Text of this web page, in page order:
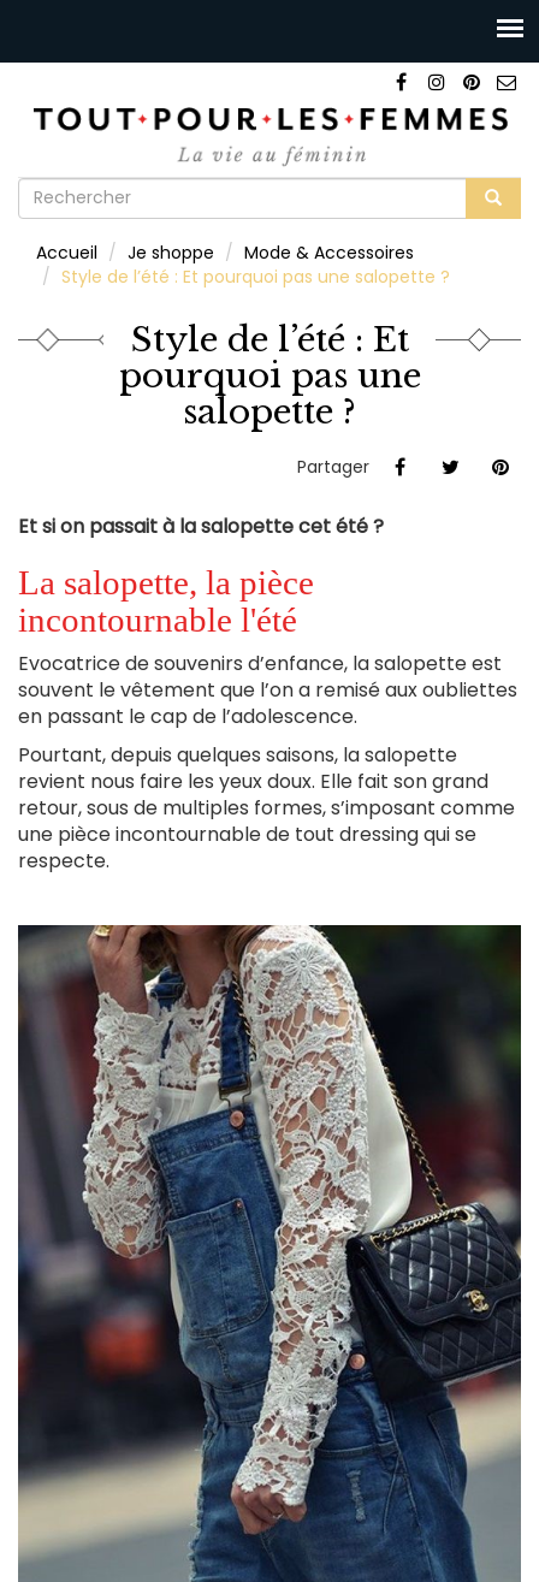
Formulaire
recherche
Accueil Je shoppe
Mode & Accessoires
Style de l’été : Et pourquoi pas une salopette ?
Style de l’été : Et
pourquoi pas une
salopette ?
Partager
Et si on passait à la salopette cet été ?
La salopette, la pièce
incontournable l'été
Evocatrice de souvenirs d’enfance, la salopette est
souvent le vêtement que l’on a remisé aux oubliettes
en passant le cap de l’adolescence.
Pourtant, depuis quelques saisons, la salopette
revient nous faire les yeux doux. Elle fait son grand
retour, sous de multiples formes, s’imposant comme
une pièce incontournable de tout dressing qui se
respecte.